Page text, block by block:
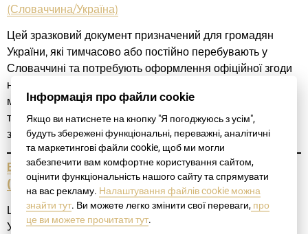
(Словаччина/Україна)
Цей зразковий документ призначений для громадян
України, які тимчасово або постійно перебувають у
Словаччині та потребують оформлення офіційної згоди
на виїзд неповнолітньої дитини за кордон. Документ
містить стандартний текст із місцями для заповнення, а
також докладні інструкції щодо нотаріального
засвідчення підпису та апостилювання у Словаччині.
ВЗІРЕЦЬ – Заява про прийняття спадщини
(Словаччина/Україна)
Цей зразковий документ призначений для громадян
України, які перебувають за кордоном та потребують
Інформація про файли cookie
Якщо ви натиснете на кнопку "Я погоджуюсь з усім",
будуть збережені функціональні, переважні, аналітичні
та маркетингові файли cookie, щоб ми могли
забезпечити вам комфортне користування сайтом,
оцінити функціональність нашого сайту та спрямувати
на вас рекламу. Налаштування файлів cookie можна
знайти тут. Ви можете легко змінити свої переваги, про
це ви можете прочитати тут.